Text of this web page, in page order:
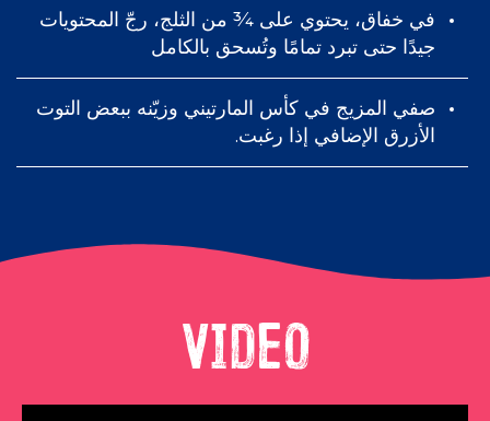
في خفاق، يحتوي على ¾ من الثلج، رجّ المحتويات
جيدًا حتى تبرد تمامًا وتُسحق بالكامل
صفي المزيج في كأس المارتيني وزيّنه ببعض التوت
الأزرق الإضافي إذا رغبت.
Video